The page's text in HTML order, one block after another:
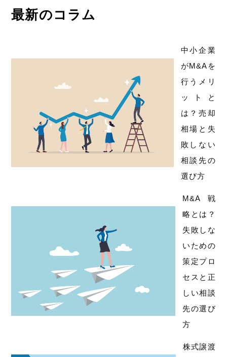
最新のコラム
中小企業
がM&Aを
行うメリ
ットと
は？売却
相場と失
敗しない
相談先の
選び方
M&A戦
略とは？
失敗しな
いための
策定プロ
セスと正
しい相談
先の選び
方
株式譲渡